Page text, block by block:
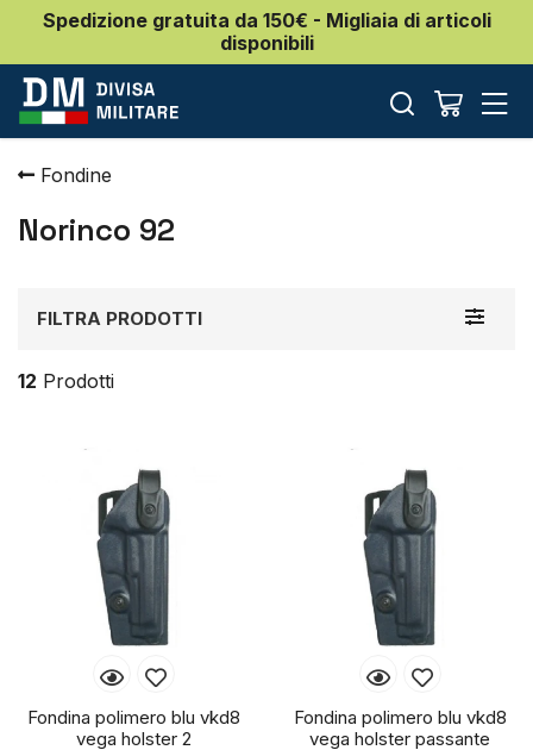
Spedizione gratuita da 150€ - Migliaia di articoli
disponibili
Fondine
Norinco 92
Toggle
FILTRA PRODOTTI
12 Prodotti
Fondina polimero blu vkd8
vega holster 2
Fondina polimero blu vkd8
vega holster passante